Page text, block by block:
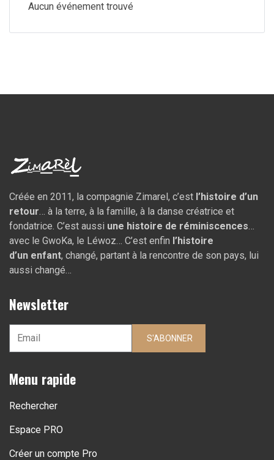
Aucun événement trouvé
Créée en 2011, la compagnie Zimarel, c’est l’histoire d’un
retour… à la terre, à la famille, à la danse créatrice et
fondatrice. C’est aussi une histoire de réminiscences…
avec le GwoKa, le Léwoz… C’est enfin l’histoire
d’un enfant, changé, partant à la rencontre de son pays, lui
aussi changé…
Newsletter
S'ABONNER
Menu rapide
Rechercher
Espace PRO
Créer un compte Pro